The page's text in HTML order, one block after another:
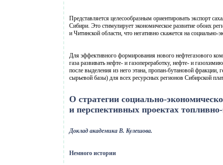
Представляется целесообразным ориентировать экспорт
Сибири. Это стимулирует экономическое развитие обоих
и Читинской области, что негативно скажется на социально-
Для эффективного формирования нового нефтегазового
газа развивать нефте- и газопереработку, нефте- и
после выделения из него этана, пропан-бутановой фракции,
сырьевой базы) для всех ресурсных регионов Сибирской
О стратегии социально-
и перспективных проектах
Доклад академика В. Кулешова.
Немного истории